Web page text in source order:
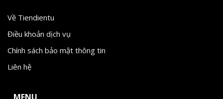
Về Tiendientu
Điều khoản dịch vụ
Chính sách bảo mật thông tin
Liên hệ
MENU